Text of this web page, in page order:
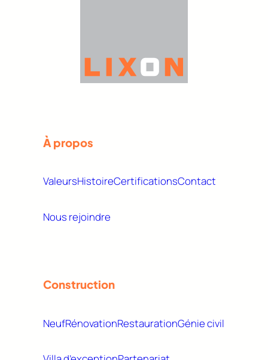
À propos
ValeursHistoireCertificationsContact
Nous rejoindre
Construction
NeufRénovationRestaurationGénie civil